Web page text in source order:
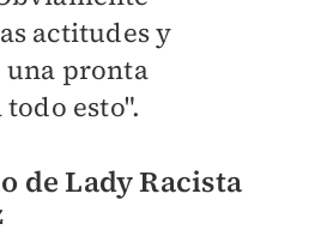
actitudes y
una pronta
esto".
de Lady Racista